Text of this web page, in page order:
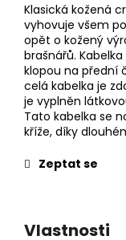
Klasická kožená
vyhovuje všem
opět o kožený
brašnářů.
klopou na přední
celá kabelka je
je vyplněn
Tato kabelka se
kříže, díky
Zeptat se
Vlastnosti